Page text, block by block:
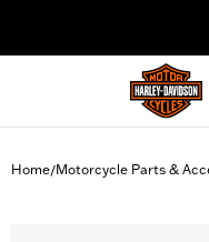
Home/Motorcycle Parts &